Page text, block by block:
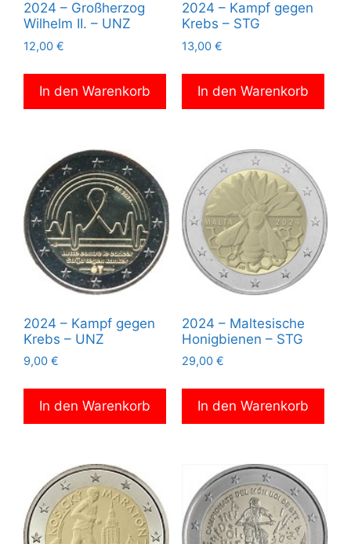
2024 – Großherzog
Wilhelm II. – UNZ
12,00 €
In den Warenkorb
2024 – Kampf gegen
Krebs – STG
13,00 €
In den Warenkorb
2024 – Kampf gegen
Krebs – UNZ
9,00 €
In den Warenkorb
2024 – Maltesische
Honigbienen – STG
29,00 €
In den Warenkorb